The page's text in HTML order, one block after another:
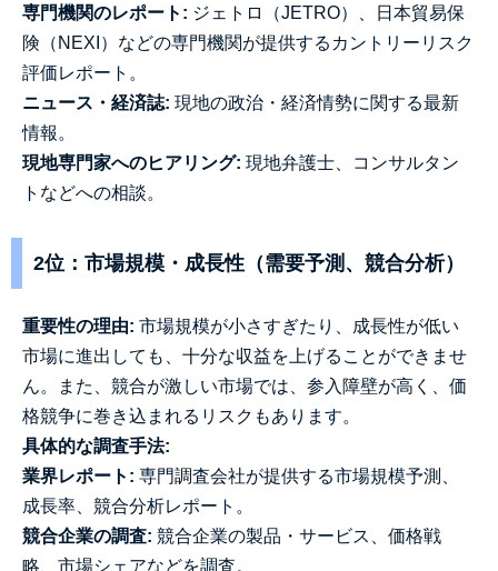
専門機関のレポート: ジェトロ（JETRO）、日本貿易保
険（NEXI）などの専門機関が提供するカントリーリスク
評価レポート。
ニュース・経済誌: 現地の政治・経済情勢に関する最新
情報。
現地専門家へのヒアリング: 現地弁護士、コンサルタン
トなどへの相談。
2位：市場規模・成長性（需要予測、競合分析）
重要性の理由: 市場規模が小さすぎたり、成長性が低い
市場に進出しても、十分な収益を上げることができませ
ん。また、競合が激しい市場では、参入障壁が高く、価
格競争に巻き込まれるリスクもあります。
具体的な調査手法:
業界レポート: 専門調査会社が提供する市場規模予測、
成長率、競合分析レポート。
競合企業の調査: 競合企業の製品・サービス、価格戦
略、市場シェアなどを調査。